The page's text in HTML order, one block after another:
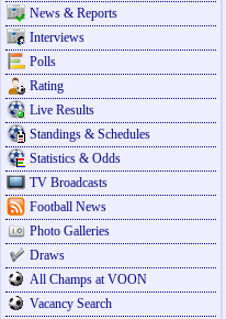
News & Reports
Interviews
Polls
Rating
Live Results
Standings & Schedules
Statistics & Odds
TV Broadcasts
Football News
Photo Galleries
Draws
All Champs at VOON
Vacancy Search